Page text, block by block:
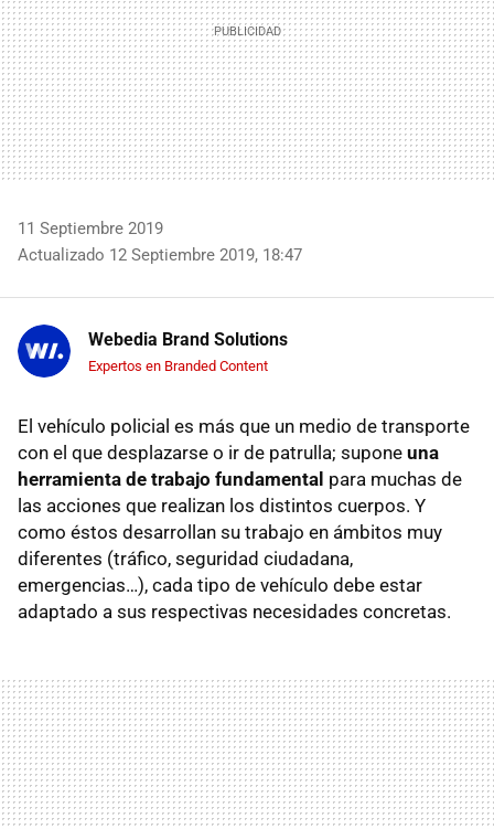
11 Septiembre 2019
Actualizado 12 Septiembre 2019, 18:47
Webedia Brand Solutions
Expertos en Branded Content
El vehículo policial es más que un medio de transporte
con el que desplazarse o ir de patrulla; supone una
herramienta de trabajo fundamental para muchas de
las acciones que realizan los distintos cuerpos. Y
como éstos desarrollan su trabajo en ámbitos muy
diferentes (tráfico, seguridad ciudadana,
emergencias…), cada tipo de vehículo debe estar
adaptado a sus respectivas necesidades concretas.